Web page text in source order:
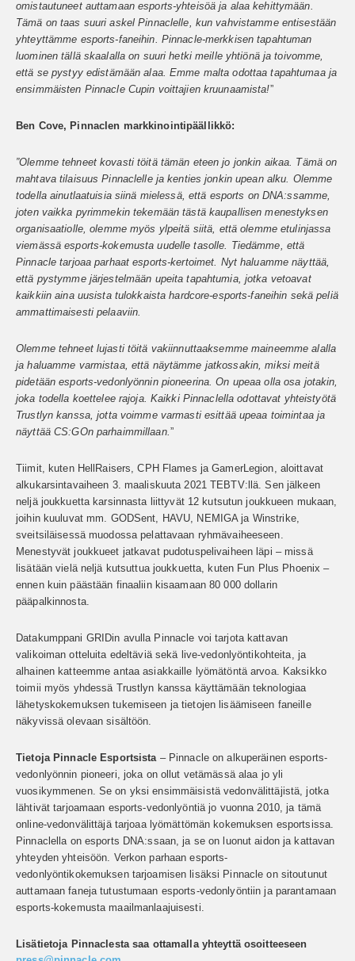
omistautuneet auttamaan esports-yhteisöä ja alaa kehittymään.
Tämä on taas suuri askel Pinnaclelle, kun vahvistamme entisestään
yhteyttämme esports-faneihin. Pinnacle-merkkisen tapahtuman
luominen tällä skaalalla on suuri hetki meille yhtiönä ja toivomme,
että se pystyy edistämään alaa. Emme malta odottaa tapahtumaa ja
ensimmäisten Pinnacle Cupin voittajien kruunaamista!”
Ben Cove, Pinnaclen markkinointipäällikkö:
”Olemme tehneet kovasti töitä tämän eteen jo jonkin aikaa. Tämä on
mahtava tilaisuus Pinnaclelle ja kenties jonkin upean alku. Olemme
todella ainutlaatuisia siinä mielessä, että esports on DNA:ssamme,
joten vaikka pyrimmekin tekemään tästä kaupallisen menestyksen
organisaatiolle, olemme myös ylpeitä siitä, että olemme etulinjassa
viemässä esports-kokemusta uudelle tasolle. Tiedämme, että
Pinnacle tarjoaa parhaat esports-kertoimet. Nyt haluamme näyttää,
että pystymme järjestelmään upeita tapahtumia, jotka vetoavat
kaikkiin aina uusista tulokkaista hardcore-esports-faneihin sekä peliä
ammattimaisesti pelaaviin.
Olemme tehneet lujasti töitä vakiinnuttaaksemme maineemme alalla
ja haluamme varmistaa, että näytämme jatkossakin, miksi meitä
pidetään esports-vedonlyönnin pioneerina. On upeaa olla osa jotakin,
joka todella koettelee rajoja. Kaikki Pinnaclella odottavat yhteistyötä
Trustlyn kanssa, jotta voimme varmasti esittää upeaa toimintaa ja
näyttää CS:GOn parhaimmillaan.”
Tiimit, kuten HellRaisers, CPH Flames ja GamerLegion, aloittavat
alkukarsintavaiheen 3. maaliskuuta 2021 TEBTV:llä. Sen jälkeen
neljä joukkuetta karsinnasta liittyvät 12 kutsutun joukkueen mukaan,
joihin kuuluvat mm. GODSent, HAVU, NEMIGA ja Winstrike,
sveitsiläisessä muodossa pelattavaan ryhmävaiheeseen.
Menestyvät joukkueet jatkavat pudotuspelivaiheen läpi – missä
lisätään vielä neljä kutsuttua joukkuetta, kuten Fun Plus Phoenix –
ennen kuin päästään finaaliin kisaamaan 80 000 dollarin
pääpalkinnosta.
Datakumppani GRIDin avulla Pinnacle voi tarjota kattavan
valikoiman otteluita edeltäviä sekä live-vedonlyöntikohteita, ja
alhainen katteemme antaa asiakkaille lyömätöntä arvoa. Kaksikko
toimii myös yhdessä Trustlyn kanssa käyttämään teknologiaa
lähetyskokemuksen tukemiseen ja tietojen lisäämiseen faneille
näkyvissä olevaan sisältöön.
Tietoja Pinnacle Esportsista– Pinnacle on alkuperäinen esports-
vedonlyönnin pioneeri, joka on ollut vetämässä alaa jo yli
vuosikymmenen. Se on yksi ensimmäisistä vedonvälittäjistä, jotka
lähtivät tarjoamaan esports-vedonlyöntiä jo vuonna 2010, ja tämä
online-vedonvälittäjä tarjoaa lyömättömän kokemuksen esportsissa.
Pinnaclella on esports DNA:ssaan, ja se on luonut aidon ja kattavan
yhteyden yhteisöön. Verkon parhaan esports-
vedonlyöntikokemuksen tarjoamisen lisäksi Pinnacle on sitoutunut
auttamaan faneja tutustumaan esports-vedonlyöntiin ja parantamaan
esports-kokemusta maailmanlaajuisesti.
Lisätietoja Pinnaclesta saa ottamalla yhteyttä osoitteeseen